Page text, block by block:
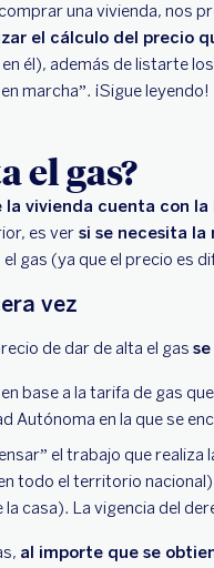
una vivienda, nos
el cálculo del precio
él), además de listarte
marcha”. ¡Sigue leyendo!
el gas?
la vivienda cuenta con
es ver si se necesita
el gas (ya que el precio es
vez
de dar de alta el gas
base a la tarifa de gas
Autónoma en la que se
el trabajo que realiza
todo el territorio
casa). La vigencia del
al importe que se